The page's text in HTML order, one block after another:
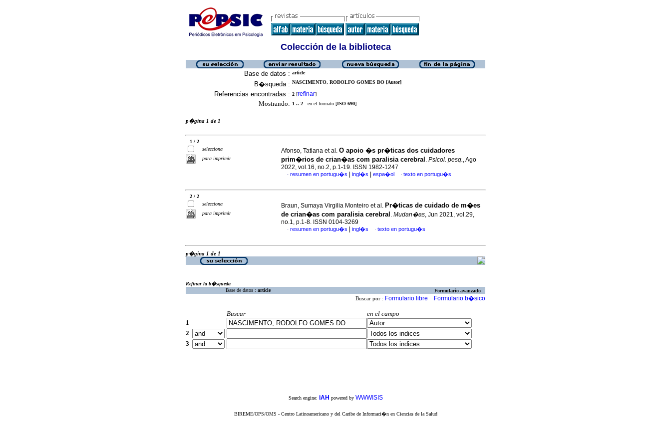
Colección de la biblioteca
Base de datos : article
B�squeda : NASCIMENTO, RODOLFO GOMES DO [Autor]
Referencias encontradas : 2 [refinar]
Mostrando: 1 .. 2 en el formato [ISO 690]
p�gina 1 de 1
1 / 2
selecciona
para imprimir
Afonso, Tatiana et al. O apoio �s pr�ticas dos cuidadores
prim�rios de crian�as com paralisia cerebral . Psicol. pesq., Ago
2022, vol.16, no.2, p.1-19. ISSN 1982-1247
· resumen en portugu�s ingl�s espa�ol · texto en portugu�s
2 / 2
selecciona
para imprimir
Braun, Sumaya Virgilia Monteiro et al. Pr�ticas de cuidado de m�es
de crian�as com paralisia cerebral . Mudan�as, Jun 2021, vol.29,
no.1, p.1-8. ISSN 0104-3269
· resumen en portugu�s ingl�s · texto en portugu�s
p�gina 1 de 1
Refinar la b�squeda
Base de datos : article Formulario avanzado
Buscar por : Formulario libre Formulario b�sico
Buscar
en el campo
1
2
3
Search engine: iAH powered by WWWISIS
BIREME/OPS/OMS - Centro Latinoamericano y del Caribe de Informaci�n en Ciencias de la Salud